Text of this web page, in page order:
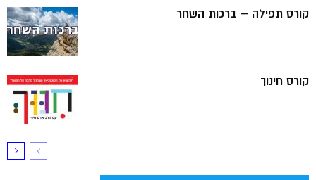
קורס תפילה – ברכות השחר
קורס חינוך